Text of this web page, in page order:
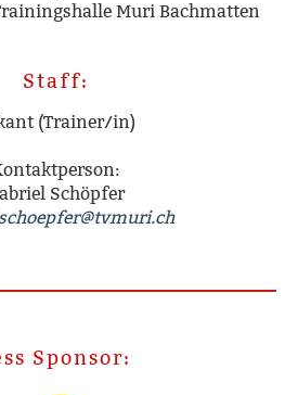
Muri Bachmatten
Staff:
(Trainer/in)
Schöpfer
Sponsor: